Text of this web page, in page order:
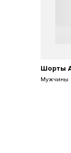
Шорты
Мужчины